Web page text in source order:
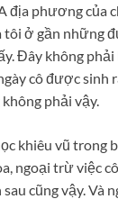
địa phương của
ở gần những
Đây không
cô được sinh
phải vậy.
khiêu vũ trong
ngoại trừ việc
cũng vậy. Và